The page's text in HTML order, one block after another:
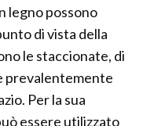
legno possono
di vista della
le staccionate, di
prevalentemente
Per la sua
essere utilizzato